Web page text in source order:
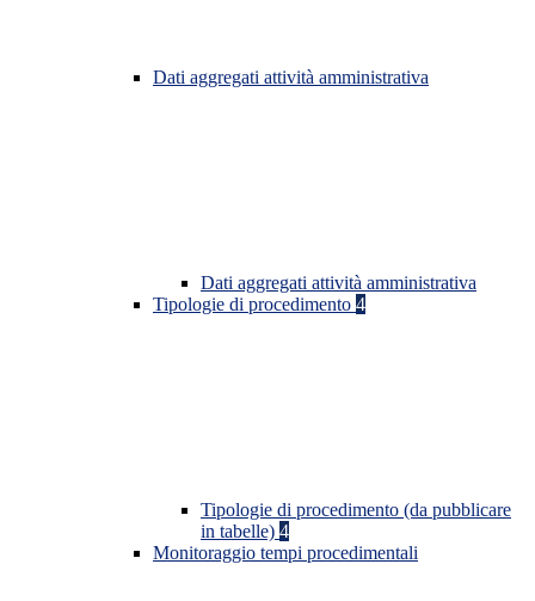
Dati aggregati attività amministrativa
Dati aggregati attività amministrativa
Tipologie di procedimento 4
Tipologie di procedimento (da pubblicare
in tabelle) 4
Monitoraggio tempi procedimentali